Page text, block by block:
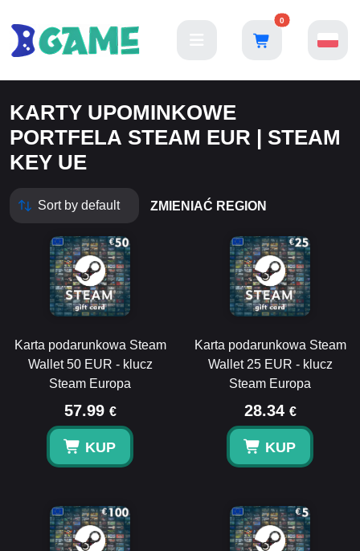
0
KARTY UPOMINKOWE
PORTFELA STEAM EUR | STEAM
KEY UE
ZMIENIAĆ REGION
Karta podarunkowa Steam
Wallet 50 EUR - klucz
Steam Europa
57.99 €
KUP
Karta podarunkowa Steam
Wallet 25 EUR - klucz
Steam Europa
28.34 €
KUP